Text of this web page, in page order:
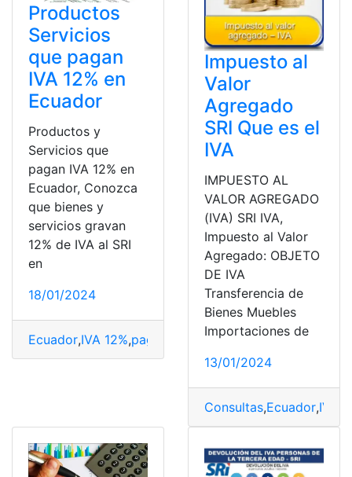
Productos
Servicios
que pagan
IVA 12% en
Ecuador
Productos y
Servicios que
pagan IVA 12% en
Ecuador, Conozca
que bienes y
servicios gravan
12% de IVA al SRI
en
18/01/2024
Ecuador,IVA 12%,pagan Productos,Servicios top2
Impuesto al
Valor
Agregado
SRI Que es el
IVA
IMPUESTO AL
VALOR AGREGADO
(IVA) SRI IVA,
Impuesto al Valor
Agregado: OBJETO
DE IVA
Transferencia de
Bienes Muebles
Importaciones de
13/01/2024
Consultas,Ecuador,IVA